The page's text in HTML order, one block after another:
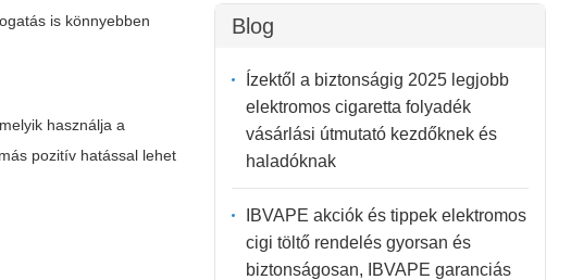
is könnyebben
használja a
pozitív hatással lehet
Blog
Ízektől a biztonságig 2025 legjobb
elektromos cigaretta folyadék
vásárlási útmutató kezdőknek és
haladóknak
IBVAPE akciók és tippek elektromos
cigi töltő rendelés gyorsan és
biztonságosan, IBVAPE garanciás